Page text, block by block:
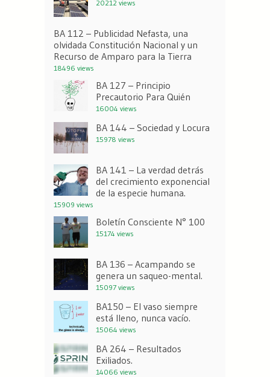
20212 views
BA 112 – Publicidad Nefasta, una
olvidada Constitución Nacional y un
Recurso de Amparo para la Tierra
18496 views
BA 127 – Principio
Precautorio Para Quién
16004 views
BA 144 – Sociedad y Locura
15978 views
BA 141 – La verdad detrás
del crecimiento exponencial
de la especie humana.
15909 views
Boletín Consciente N° 100
15174 views
BA 136 – Acampando se
genera un saqueo-mental.
15097 views
BA150 – El vaso siempre
está lleno, nunca vacío.
15064 views
BA 264 – Resultados
Exiliados.
14066 views